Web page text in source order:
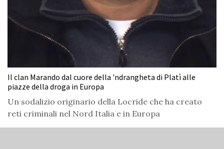
Il clan Marando dal cuore della 'ndrangheta di Platì alle
piazze della droga in Europa
Un sodalizio originario della Locride che ha creato
reti criminali nel Nord Italia e in Europa